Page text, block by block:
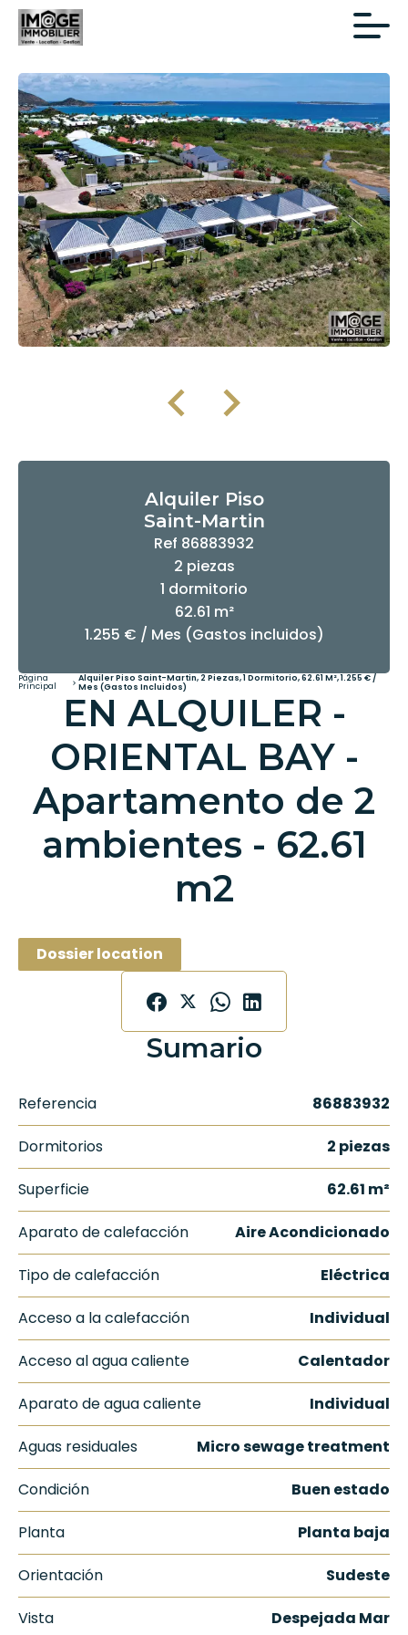
Alquiler Piso
Saint-Martin
Ref 86883932
2 piezas
1 dormitorio
62.61 m²
1.255 € / Mes (Gastos incluidos)
Página
Principal
Alquiler Piso Saint-Martin, 2 Piezas, 1 Dormitorio, 62.61 M², 1.255 € /
Mes (Gastos Incluidos)
EN ALQUILER -
ORIENTAL BAY -
Apartamento de 2
ambientes - 62.61
m2
Dossier location
Sumario
Referencia 86883932
Dormitorios 2 piezas
Superficie 62.61 m²
Aparato de calefacción Aire Acondicionado
Tipo de calefacción Eléctrica
Acceso a la calefacción Individual
Acceso al agua caliente Calentador
Aparato de agua caliente Individual
Aguas residuales Micro sewage treatment
Condición Buen estado
Planta Planta baja
Orientación Sudeste
Vista Despejada Mar